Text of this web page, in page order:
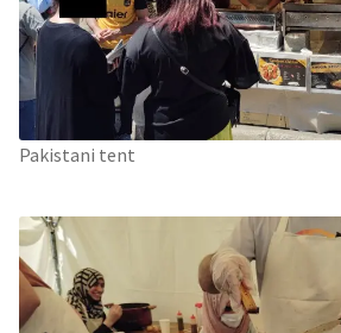
Pakistani tent